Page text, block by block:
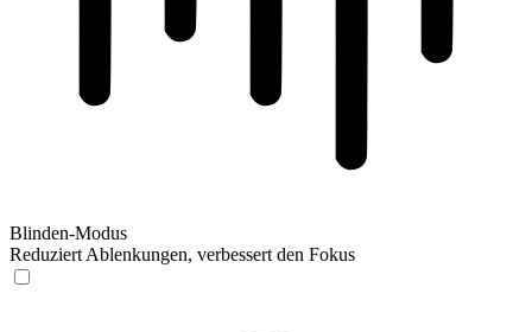
Blinden-Modus
Reduziert Ablenkungen, verbessert den Fokus